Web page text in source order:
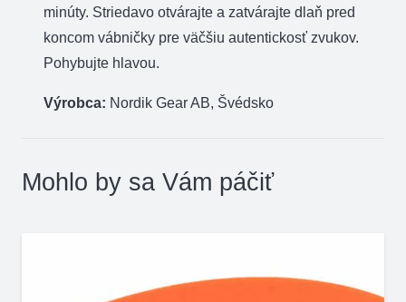
minúty. Striedavo otvárajte a zatvárajte dlaň pred
koncom vábničky pre väčšiu autentickosť zvukov.
Pohybujte hlavou.
Výrobca: Nordik Gear AB, Švédsko
Mohlo by sa Vám páčiť